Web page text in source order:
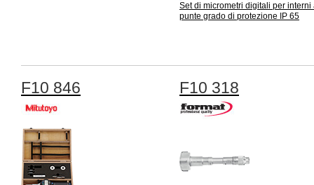
Set di micrometri digitali per interni
punte grado di protezione IP 65
F10 846 F10 318